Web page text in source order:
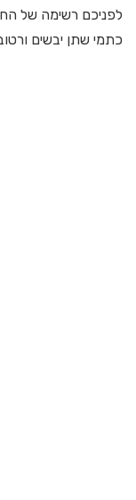
לפניכם רשימה של
כתמי שתן יבשים